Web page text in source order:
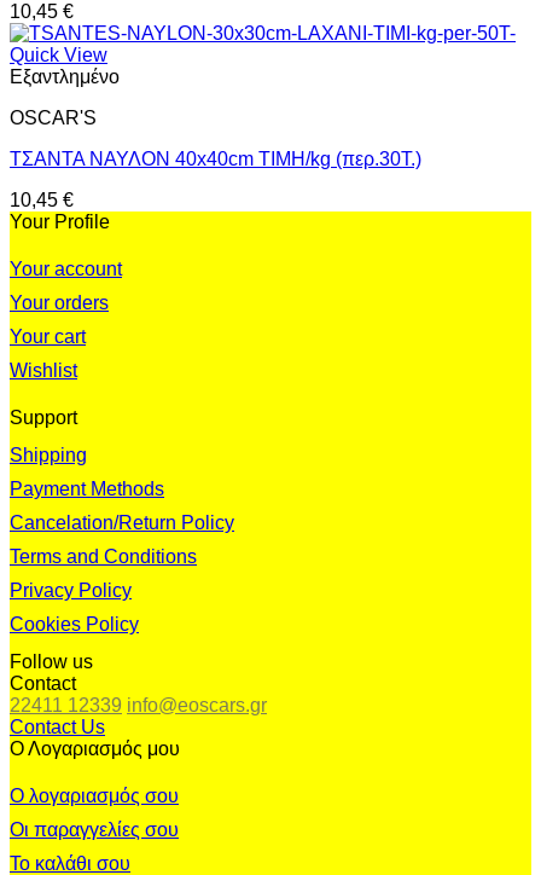
10,45 €
Quick View
Εξαντλημένο
OSCAR'S
ΤΣΑΝΤΑ ΝΑΥΛΟΝ 40x40cm ΤΙΜΗ/kg (περ.30Τ.)
10,45 €
Your Profile
Your account
Your orders
Your cart
Wishlist
Support
Shipping
Payment Methods
Cancelation/Return Policy
Terms and Conditions
Privacy Policy
Cookies Policy
Follow us
Contact
22411 12339 info@eoscars.gr
Contact Us
Ο Λογαριασμός μου
Ο λογαριασμός σου
Οι παραγγελίες σου
Το καλάθι σου